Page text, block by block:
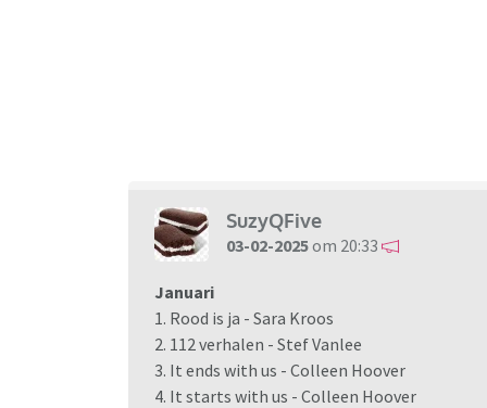
SuzyQFive
03-02-2025om 20:33
Januari
1. Rood is ja - Sara Kroos
2. 112 verhalen - Stef Vanlee
3. It ends with us - Colleen Hoover
4. It starts with us - Colleen Hoover